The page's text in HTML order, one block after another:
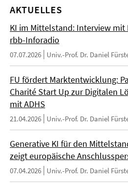
AKTUELLES
KI im Mittelstand: Interview mit
rbb-Inforadio
07.07.2026 Univ.-Prof. Dr. Daniel
FU fördert Marktentwicklung:
Charité Start Up zur Digitalen
mit ADHS
21.04.2026 Univ.-Prof. Dr. Daniel
Generative KI für den
zeigt europäische
07.04.2026 Univ.-Prof. Dr. Daniel